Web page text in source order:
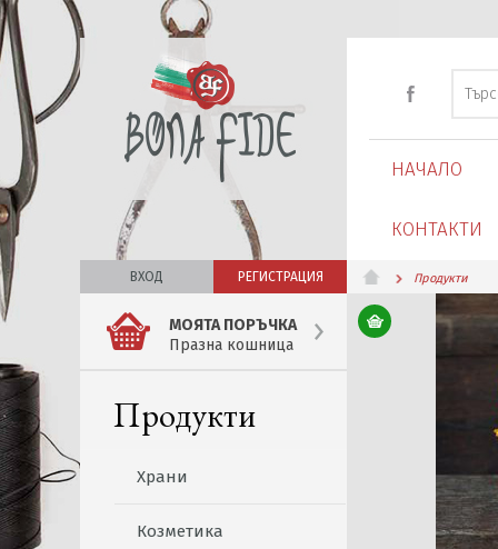
НАЧАЛО
КОНТАКТИ
ВХОД РЕГИСТРАЦИЯ
МОЯТА ПОРЪЧКА
Празна кошница
Продукти
Храни
Козметика
Продукти